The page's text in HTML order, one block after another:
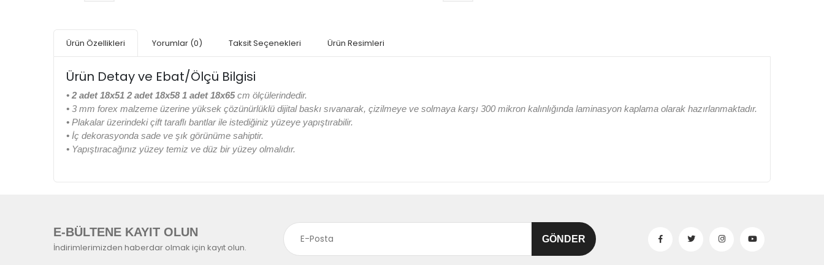
Ürün Özellikleri Yorumlar (0) Taksit Seçenekleri Ürün Resimleri
Ürün Detay ve Ebat/Ölçü Bilgisi
• 2 adet 18x51 2 adet 18x58 1 adet 18x65 cm ölçülerindedir.
• 3 mm forex malzeme üzerine yüksek çözünürlüklü dijital baskı sıvanarak, çizilmeye ve solmaya karşı 300 mikron kalınlığında laminasyon kaplama olarak hazırlanmaktadır.
• Plakalar üzerindeki çift taraflı bantlar ile istediğiniz yüzeye yapıştırabilir.
• İç dekorasyonda sade ve şık görünüme sahiptir.
• Yapıştıracağınız yüzey temiz ve düz bir yüzey olmalıdır.
E-BÜLTENE KAYIT OLUN
İndirimlerimizden haberdar olmak için kayıt olun.